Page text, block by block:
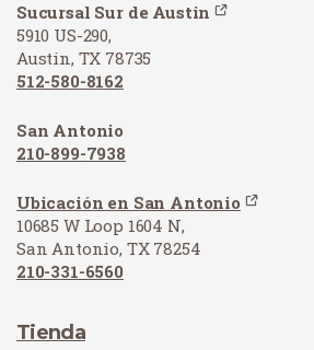
Sucursal Sur de Austin
5910 US-290,
Austin, TX 78735
512-580-8162
San Antonio
210-899-7938
Ubicación en San Antonio
10685 W Loop 1604 N,
San Antonio, TX 78254
210-331-6560
Tienda